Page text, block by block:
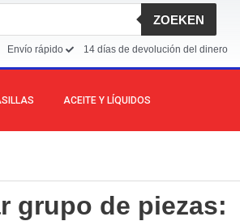
ZOEKEN
Envío rápido 14 días de devolución del dinero
ACEITE Y LÍQUIDOS
grupo de piezas: